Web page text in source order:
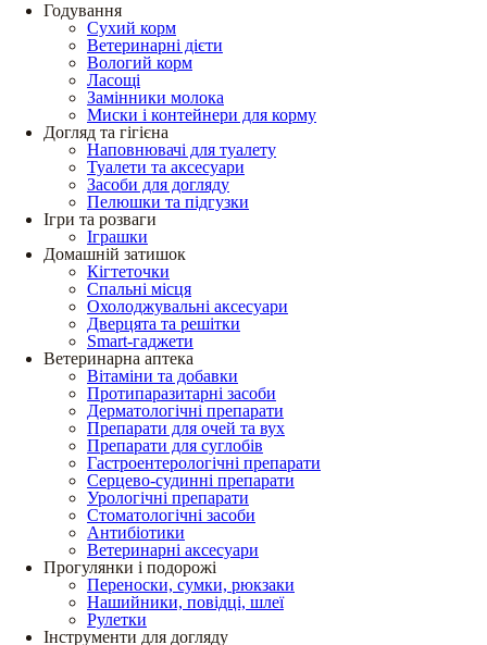
Годування
Сухий корм
Ветеринарні дієти
Вологий корм
Ласощі
Замінники молока
Миски і контейнери для корму
Догляд та гігієна
Наповнювачі для туалету
Туалети та аксесуари
Засоби для догляду
Пелюшки та підгузки
Ігри та розваги
Іграшки
Домашній затишок
Кігтеточки
Спальні місця
Охолоджувальні аксесуари
Дверцята та решітки
Smart-гаджети
Ветеринарна аптека
Вітаміни та добавки
Протипаразитарні засоби
Дерматологічні препарати
Препарати для очей та вух
Препарати для суглобів
Гастроентерологічні препарати
Серцево-судинні препарати
Урологічні препарати
Стоматологічні засоби
Антибіотики
Ветеринарні аксесуари
Прогулянки і подорожі
Переноски, сумки, рюкзаки
Нашийники, повідці, шлеї
Рулетки
Інструменти для догляду